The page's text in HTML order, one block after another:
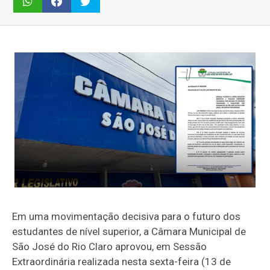
Em uma movimentação decisiva para o futuro dos
estudantes de nível superior, a Câmara Municipal de
São José do Rio Claro aprovou, em Sessão
Extraordinária realizada nesta sexta-feira (13 de